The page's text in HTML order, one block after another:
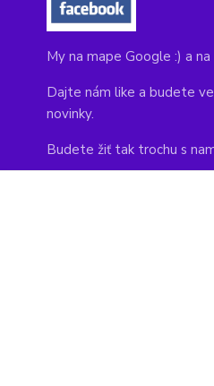
My na mape Google :) a na
Dajte nám like a budete
novinky.
Budete žiť tak trochu s